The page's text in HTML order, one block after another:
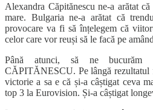
Alexandra Căpitănescu ne-a arătat
mare. Bulgaria ne-a arătat că
provocare va fi să înțelegem că
celor care vor reuși să le facă pe
Până atunci, să ne bucurăm
CĂPITĂNESCU. Pe lângă rezultatul
victorie a sa e că și-a câștigat ceva
top 3 la Eurovision. Și-a câștigat